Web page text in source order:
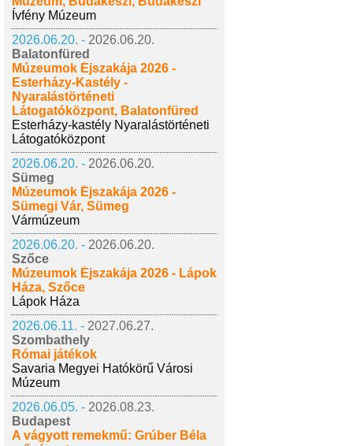
Ívfény Múzeum
2026.06.20. - 2026.06.20.
Balatonfüred
Múzeumok Éjszakája 2026 -
Esterházy-Kastély -
Nyaralástörténeti
Látogatóközpont, Balatonfüred
Esterházy-kastély Nyaralástörténeti
Látogatóközpont
2026.06.20. - 2026.06.20.
Sümeg
Múzeumok Éjszakája 2026 -
Sümegi Vár, Sümeg
Vármúzeum
2026.06.20. - 2026.06.20.
Szőce
Múzeumok Éjszakája 2026 - Lápok
Háza, Szőce
Lápok Háza
2026.06.11. - 2027.06.27.
Szombathely
Római játékok
Savaria Megyei Hatókörű Városi
Múzeum
2026.06.05. - 2026.08.23.
Budapest
A vágyott remekmű: Grúber Béla